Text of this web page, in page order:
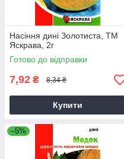
Насіння дині Золотиста, ТМ
Яскрава, 2г
Готово до відправки
7,92 ₴ 8,34 ₴
Купити
–5%